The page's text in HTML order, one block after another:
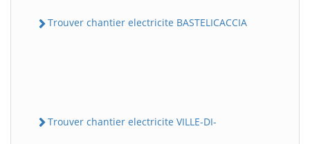
Trouver chantier electricite BASTELICACCIA
Trouver chantier electricite VILLE-DI-